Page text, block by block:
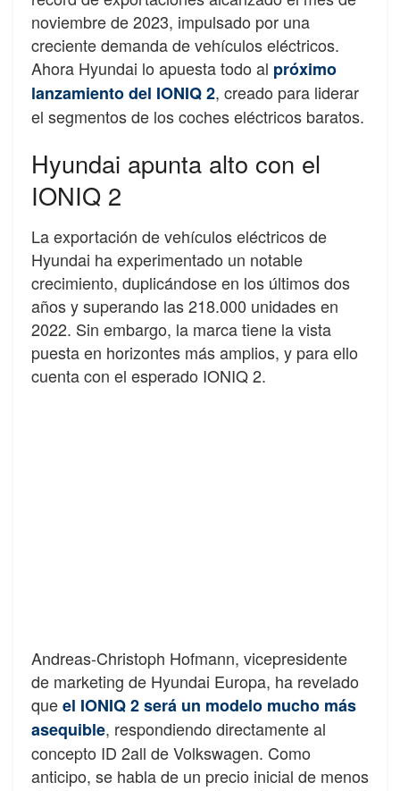
noviembre de 2023, impulsado por una
creciente demanda de vehículos eléctricos.
Ahora Hyundai lo apuesta todo al próximo
lanzamiento del IONIQ 2, creado para liderar
el segmentos de los coches eléctricos baratos.
Hyundai apunta alto con el
IONIQ 2
La exportación de vehículos eléctricos de
Hyundai ha experimentado un notable
crecimiento, duplicándose en los últimos dos
años y superando las 218.000 unidades en
2022. Sin embargo, la marca tiene la vista
puesta en horizontes más amplios, y para ello
cuenta con el esperado IONIQ 2.
Andreas-Christoph Hofmann, vicepresidente
de marketing de Hyundai Europa, ha revelado
queel IONIQ 2 será un modelo mucho más
asequible, respondiendo directamente al
concepto ID 2all de Volkswagen. Como
anticipo, se habla de un precio inicial de menos